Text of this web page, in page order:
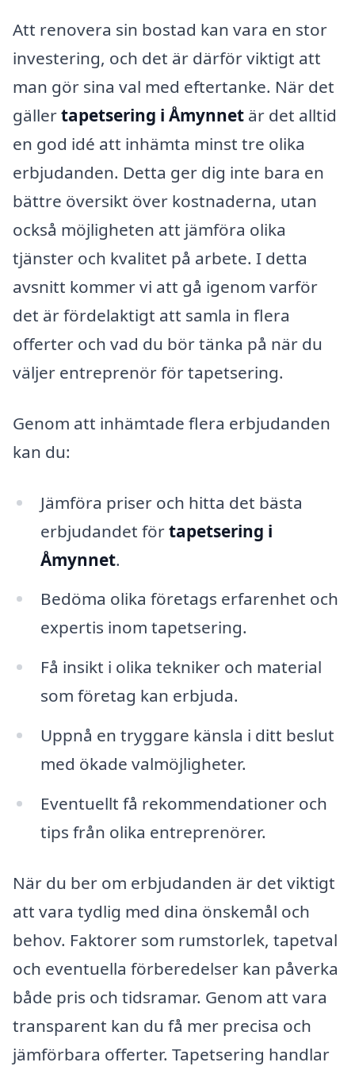
Att renovera sin bostad kan vara en stor
investering, och det är därför viktigt att
man gör sina val med eftertanke. När det
gällertapetsering i Åmynnet är det alltid
en god idé att inhämta minst tre olika
erbjudanden. Detta ger dig inte bara en
bättre översikt över kostnaderna, utan
också möjligheten att jämföra olika
tjänster och kvalitet på arbete. I detta
avsnitt kommer vi att gå igenom varför
det är fördelaktigt att samla in flera
offerter och vad du bör tänka på när du
väljer entreprenör för tapetsering.
Genom att inhämtade flera erbjudanden
kan du:
Jämföra priser och hitta det bästa
erbjudandet förtapetsering i
Åmynnet.
Bedöma olika företags erfarenhet och
expertis inom tapetsering.
Få insikt i olika tekniker och material
som företag kan erbjuda.
Uppnå en tryggare känsla i ditt beslut
med ökade valmöjligheter.
Eventuellt få rekommendationer och
tips från olika entreprenörer.
När du ber om erbjudanden är det viktigt
att vara tydlig med dina önskemål och
behov. Faktorer som rumstorlek, tapetval
och eventuella förberedelser kan påverka
både pris och tidsramar. Genom att vara
transparent kan du få mer precisa och
jämförbara offerter. Tapetsering handlar